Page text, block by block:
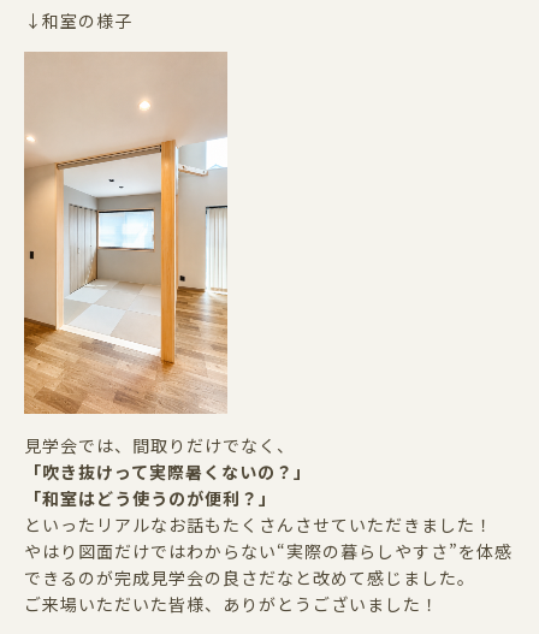
↓和室の様子
見学会では、間取りだけでなく、
「吹き抜けって実際暑くないの？」
「和室はどう使うのが便利？」
といったリアルなお話もたくさんさせていただきました！
やはり図面だけではわからない“実際の暮らしやすさ”を体感
できるのが完成見学会の良さだなと改めて感じました。
ご来場いただいた皆様、ありがとうございました！